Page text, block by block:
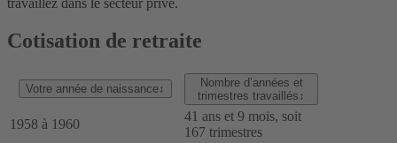
travaillez dans le secteur privé.
Cotisation de retraite
Votre année de naissance↕
Nombre d’années et
trimestres travaillés ↕
1958 à 1960
41 ans et 9 mois, soit
167 trimestres